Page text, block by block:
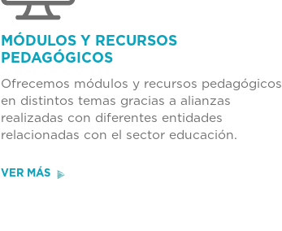
MÓDULOS Y RECURSOS
PEDAGÓGICOS
Ofrecemos módulos y recursos pedagógicos
en distintos temas gracias a alianzas
realizadas con diferentes entidades
relacionadas con el sector educación.
VER MÁS